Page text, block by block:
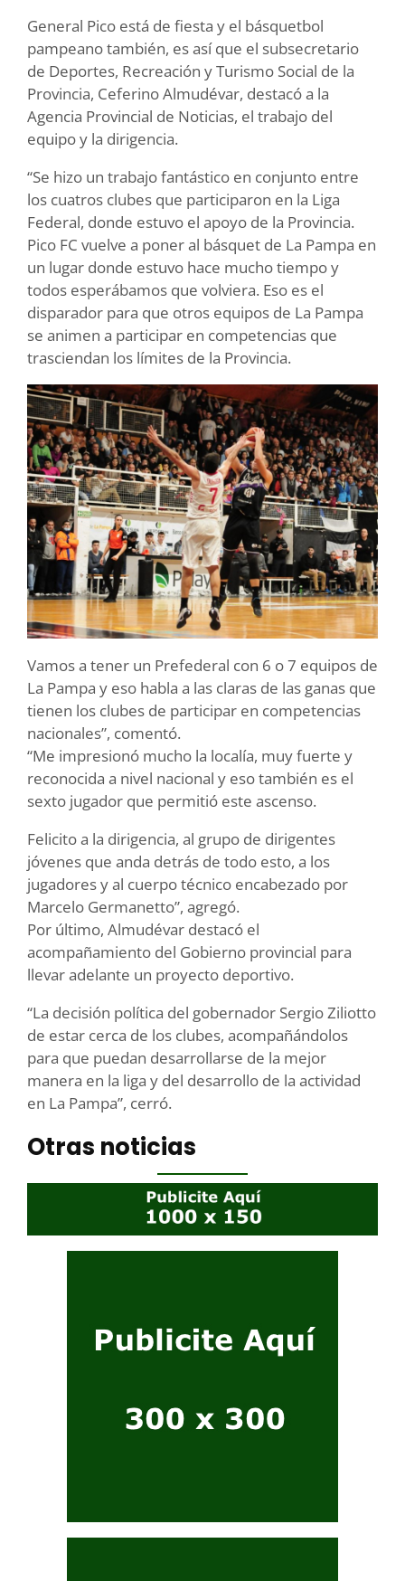
General Pico está de fiesta y el básquetbol
pampeano también, es así que el subsecretario
de Deportes, Recreación y Turismo Social de la
Provincia, Ceferino Almudévar, destacó a la
Agencia Provincial de Noticias, el trabajo del
equipo y la dirigencia.
“Se hizo un trabajo fantástico en conjunto entre
los cuatros clubes que participaron en la Liga
Federal, donde estuvo el apoyo de la Provincia.
Pico FC vuelve a poner al básquet de La Pampa en
un lugar donde estuvo hace mucho tiempo y
todos esperábamos que volviera. Eso es el
disparador para que otros equipos de La Pampa
se animen a participar en competencias que
trasciendan los límites de la Provincia.
Vamos a tener un Prefederal con 6 o 7 equipos de
La Pampa y eso habla a las claras de las ganas que
tienen los clubes de participar en competencias
nacionales”, comentó.
“Me impresionó mucho la localía, muy fuerte y
reconocida a nivel nacional y eso también es el
sexto jugador que permitió este ascenso.
Felicito a la dirigencia, al grupo de dirigentes
jóvenes que anda detrás de todo esto, a los
jugadores y al cuerpo técnico encabezado por
Marcelo Germanetto”, agregó.
Por último, Almudévar destacó el
acompañamiento del Gobierno provincial para
llevar adelante un proyecto deportivo.
“La decisión política del gobernador Sergio Ziliotto
de estar cerca de los clubes, acompañándolos
para que puedan desarrollarse de la mejor
manera en la liga y del desarrollo de la actividad
en La Pampa”, cerró.
Otras noticias